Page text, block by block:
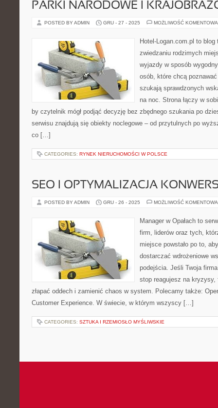
PARKI NARODOWE I
POSTED BY ADMIN GRU - 27 - 2025 MOŻLIWOŚĆ
Hotel-Logan.com.pl to
zwiedzaniu rodzimych
wyjazdy w sposób
osób, które chcą
szukają sprawdzonych
na noc. Strona łączy w
by czytelnik mógł podjąć decyzję bez zbędnego szukania po
serwisu znajdują się obiekty noclegowe – od przytulnych po
co […]
CATEGORIES: RYNEK NIERUCHOMOŚCI W POLSCE
SEO I OPTYMALIZACJA
POSTED BY ADMIN GRU - 26 - 2025 MOŻLIWOŚĆ
Manager w Opałach to
firm, liderów oraz tych,
miejsce powstało po to,
dostarczać wdrożeniowe
podejścia. Jeśli Twoja
stop reagujesz na kryzysy,
złapać oddech i zamienić chaos w system. Polecamy także:
Customer Experience. W świecie, w którym wszyscy […]
CATEGORIES: SZTUKA I RZEMIOSŁO MYŚLIWSKIE